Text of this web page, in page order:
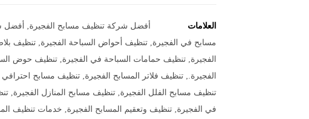
العلامات أفضل شركة تنظيف مسابح الفجيرة
أفضل
مسابح في الفجيرة ,تنظيف أحواض السباحة الفجيرة ,تنظيف
الفجيرة ,تنظيف حمامات السباحة في الفجيرة ,تنظيف حوض
الفجيرة.
,تنظيف فلاتر المسابح الفجيرة ,تنظيف مسابح احترافي
تنظيف مسابح الفلل الفجيرة ,تنظيف مسابح المنازل الفجيرة ,
في الفجيرة ,تنظيف وتعقيم المسابح الفجيرة
خدمات تنظيف